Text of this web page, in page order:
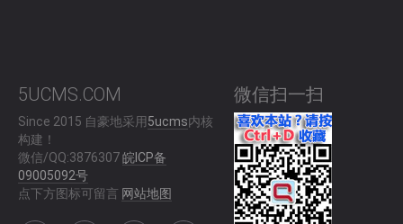
5UCMS.COM
Since 2015 自豪地采用 5ucms内核
构建！
微信/QQ:3876307皖ICP备
09005092号
点下方图标可留言 网站地图
微信扫一扫